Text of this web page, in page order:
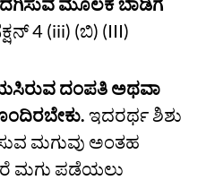
4 (iii) (ಬಿ) (III)
ದಂಪತಿ ಅಥವಾ
ಇದರರ್ಥ ಶಿಶು
ಮಗುವು ಅಂತಹ
ಮಗು ಪಡೆಯಲು